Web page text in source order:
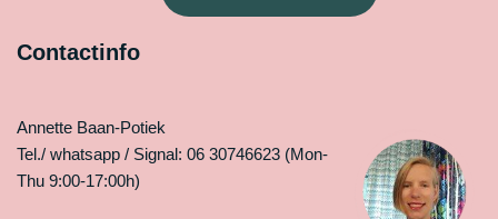
Contactinfo
Annette Baan-Potiek
Tel./ whatsapp / Signal: 06 30746623 (Mon-
Thu 9:00-17:00h)